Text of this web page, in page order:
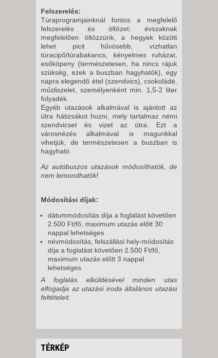
Felszerelés:
Túraprogramjainknál fontos a megfelelő
felszerelés és öltözet: évszaknak
megfelelően öltözzünk, a hegyek között
lehet picit hűvösebb, vízhatlan
túracipő/túrabakancs, kényelmes ruházat,
esőköpeny (természetesen, ha nincs rájuk
szükség, ezek a buszban hagyhatók), egy
napra elegendő étel (szendvics), csokoládé,
műzliszelet, személyenként min. 1,5-2 liter
folyadék.
Egyéb utazások alkalmával is ajánlott az
útra hátizsákot hozni, mely tartalmaz némi
szendvicset és vizet az útra. Ezt a
városnézés alkalmával is magunkkal
vihetjük, de természetesen a buszban is
hagyható.
Az autóbuszos utazások módosíthatók, de
nem lemondhatók!
Módosítási díjak:
dátummódosítás díja a foglalást követően
2.500 Ft/fő, maximum utazás előtt 30
nappal lehetséges
névmódosítás, felszállási hely-módosítás
díja a foglalást követően 2.500 Ft/fő,
maximum utazás előtt 3 nappal
lehetséges
A foglalás elküldésével minden utas
elfogadja az utazási iroda általános utazási
feltételeit.
TÉRKÉP